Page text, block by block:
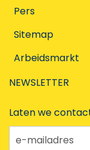
Pers
Sitemap
Arbeidsmarkt
NEWSLETTER
Laten we
e-mailadres